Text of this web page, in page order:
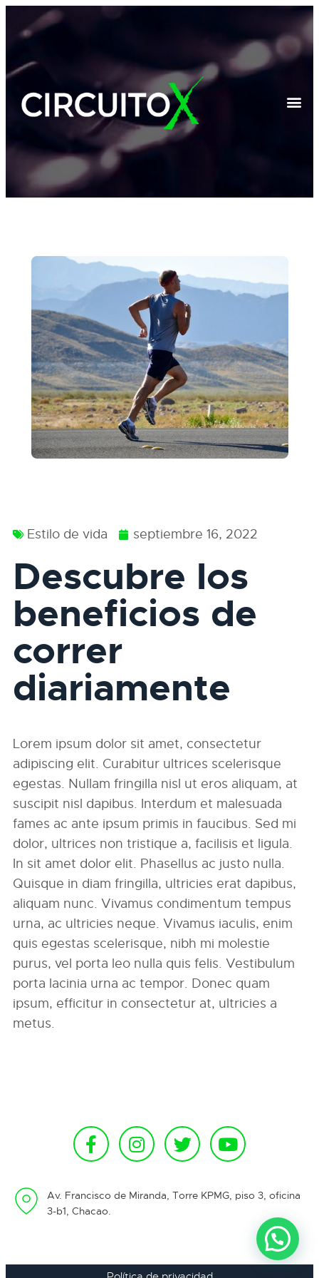
Estilo de vida septiembre 16, 2022
Descubre los
beneficios de
correr
diariamente
Lorem ipsum dolor sit amet, consectetur
adipiscing elit. Curabitur ultrices scelerisque
egestas. Nullam fringilla nisl ut eros aliquam, at
suscipit nisl dapibus. Interdum et malesuada
fames ac ante ipsum primis in faucibus. Sed mi
dolor, ultrices non tristique a, facilisis et ligula.
In sit amet dolor elit. Phasellus ac justo nulla.
Quisque in diam fringilla, ultricies erat dapibus,
aliquam nunc. Vivamus condimentum tempus
urna, ac ultricies neque. Vivamus iaculis, enim
quis egestas scelerisque, nibh mi molestie
purus, vel porta leo nulla quis felis. Vestibulum
porta lacinia urna ac tempor. Donec quam
ipsum, efficitur in consectetur at, ultricies a
metus.
Av. Francisco de Miranda, Torre KPMG, piso 3, oficina
3-b1, Chacao.